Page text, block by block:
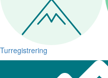
Turregistrering